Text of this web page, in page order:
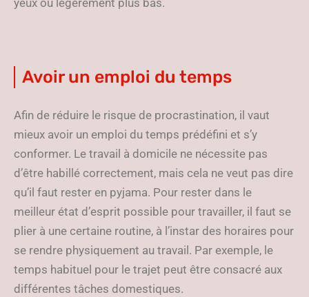
yeux ou légèrement plus bas.
Avoir un emploi du temps
Afin de réduire le risque de procrastination, il vaut
mieux avoir un emploi du temps prédéfini et s’y
conformer. Le travail à domicile ne nécessite pas
d’être habillé correctement, mais cela ne veut pas dire
qu’il faut rester en pyjama. Pour rester dans le
meilleur état d’esprit possible pour travailler, il faut se
plier à une certaine routine, à l’instar des horaires pour
se rendre physiquement au travail. Par exemple, le
temps habituel pour le trajet peut être consacré aux
différentes tâches domestiques.